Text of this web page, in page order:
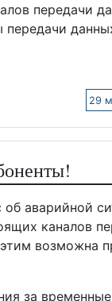
передачи
передачи
29
аварийной
каналов
возможна
за временные